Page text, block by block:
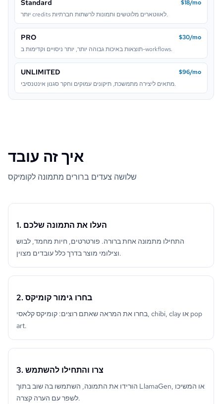
Standard
$18/mo
יותר credits לאווטארים מלוטשים ותמונות לרשתות חברתיות.
PRO
$30/mo
תוצאות באיכות גבוהה יותר, יותר ניסויים וקדימות ב-workflows.
UNLIMITED
$96/mo
מתאים ליצירה מתמשכת, תיקונים עמוקים וחקר סגנון אינטנסיבי.
איך זה עובד
שלושה צעדים ברורים מתמונה לקומיקס
1. העלו את התמונה שלכם
התחילו מתמונה אחת ברורה. פורטרטים, חיות מחמד, לבוש
וצילומי מוצר בדרך כלל עובדים מצוין.
2. בחרו גימור קומיקס
בחרו את המראה שאתם רוצים: קומיקס קלאסי, chibi, clay או pop
art.
3. צרו והתחילו להשתמש
הורידו את התמונה, השתמשו בה שוב בתוך LlamaGen, או המשיכו
לשפר עם הערה קצרה.